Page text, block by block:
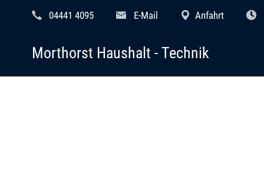
04441 4095 E-Mail Anfahrt
Morthorst Haushalt - Technik